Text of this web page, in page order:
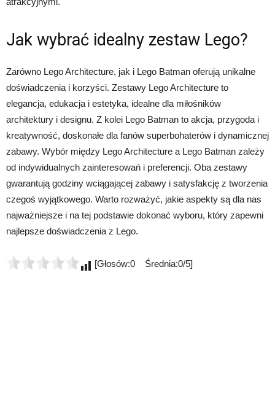
Jak wybrać idealny zestaw Lego?
Zarówno Lego Architecture, jak i Lego Batman oferują unikalne
doświadczenia i korzyści. Zestawy Lego Architecture to
elegancja, edukacja i estetyka, idealne dla miłośników
architektury i designu. Z kolei Lego Batman to akcja, przygoda i
kreatywność, doskonałe dla fanów superbohaterów i dynamicznej
zabawy. Wybór między Lego Architecture a Lego Batman zależy
od indywidualnych zainteresowań i preferencji. Oba zestawy
gwarantują godziny wciągającej zabawy i satysfakcję z tworzenia
czegoś wyjątkowego. Warto rozważyć, jakie aspekty są dla nas
najważniejsze i na tej podstawie dokonać wyboru, który zapewni
najlepsze doświadczenia z Lego.
[Głosów:0 Średnia:0/5]